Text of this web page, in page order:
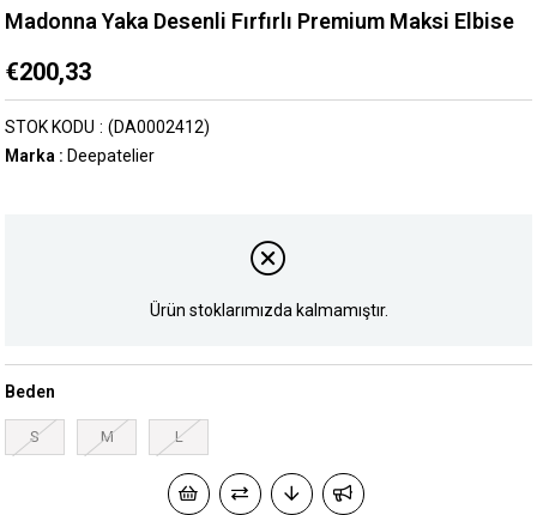
Madonna Yaka Desenli Fırfırlı Premium Maksi Elbise
€200,33
(DA0002412)
STOK KODU
Marka : Deepatelier
Ürün stoklarımızda kalmamıştır.
Beden
S M L